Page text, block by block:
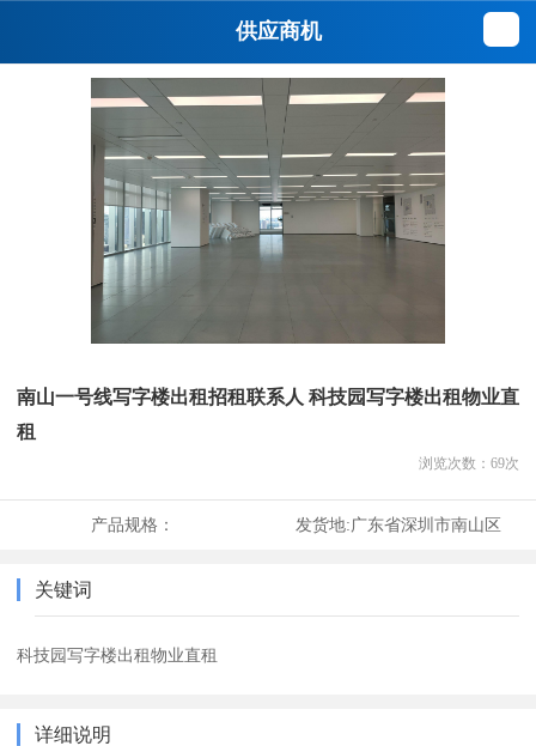
供应商机
南山一号线写字楼出租招租联系人 科技园写字楼出租物业直
租
浏览次数： 69次
产品规格： 发货地:广东省深圳市南山区
关键词
科技园写字楼出租物业直租
详细说明